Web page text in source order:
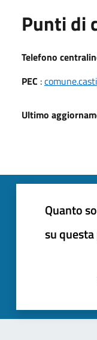
Punti di
Telefono
PEC :
Ultimo
Quanto
su